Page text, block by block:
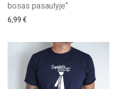
bosas pasaulyje“
6,99 €